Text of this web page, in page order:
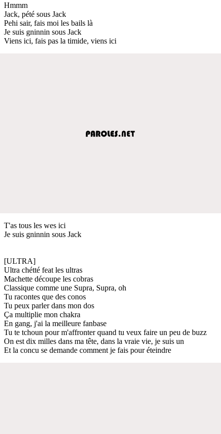
Hmmm
Jack, pété sous Jack
Pehi sair, fais moi les bails là
Je suis gninnin sous Jack
Viens ici, fais pas la timide, viens ici
T'as tous les wes ici
Je suis gninnin sous Jack
[ULTRA]
Ultra chétté feat les ultras
Machette découpe les cobras
Classique comme une Supra, Supra, oh
Tu racontes que des conos
Tu peux parler dans mon dos
Ça multiplie mon chakra
En gang, j'ai la meilleure fanbase
Tu te tchoun pour m'affronter quand tu veux faire un peu de buzz
On est dix milles dans ma tête, dans la vraie vie, je suis un
Et la concu se demande comment je fais pour éteindre